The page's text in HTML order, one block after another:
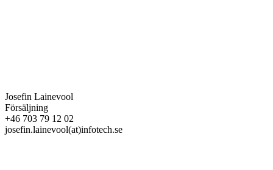
Josefin Lainevool
Försäljning
+46 703 79 12 02
josefin.lainevool(at)infotech.se